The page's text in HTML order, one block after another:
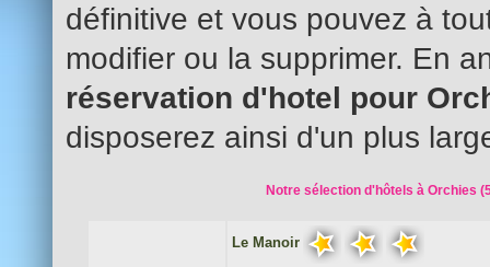
définitive et vous pouvez à
modifier ou la supprimer. En
réservation d'hotel pour
disposerez ainsi d'un plus
Notre sélection d'hôtels à Orchies
Le Manoir